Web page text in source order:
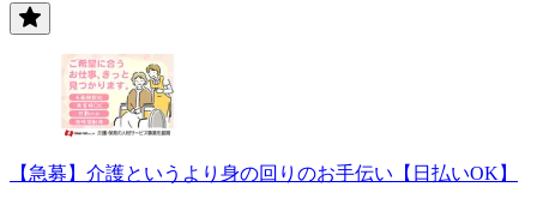
【急募】介護というより身の回りのお手伝い【日払いOK】